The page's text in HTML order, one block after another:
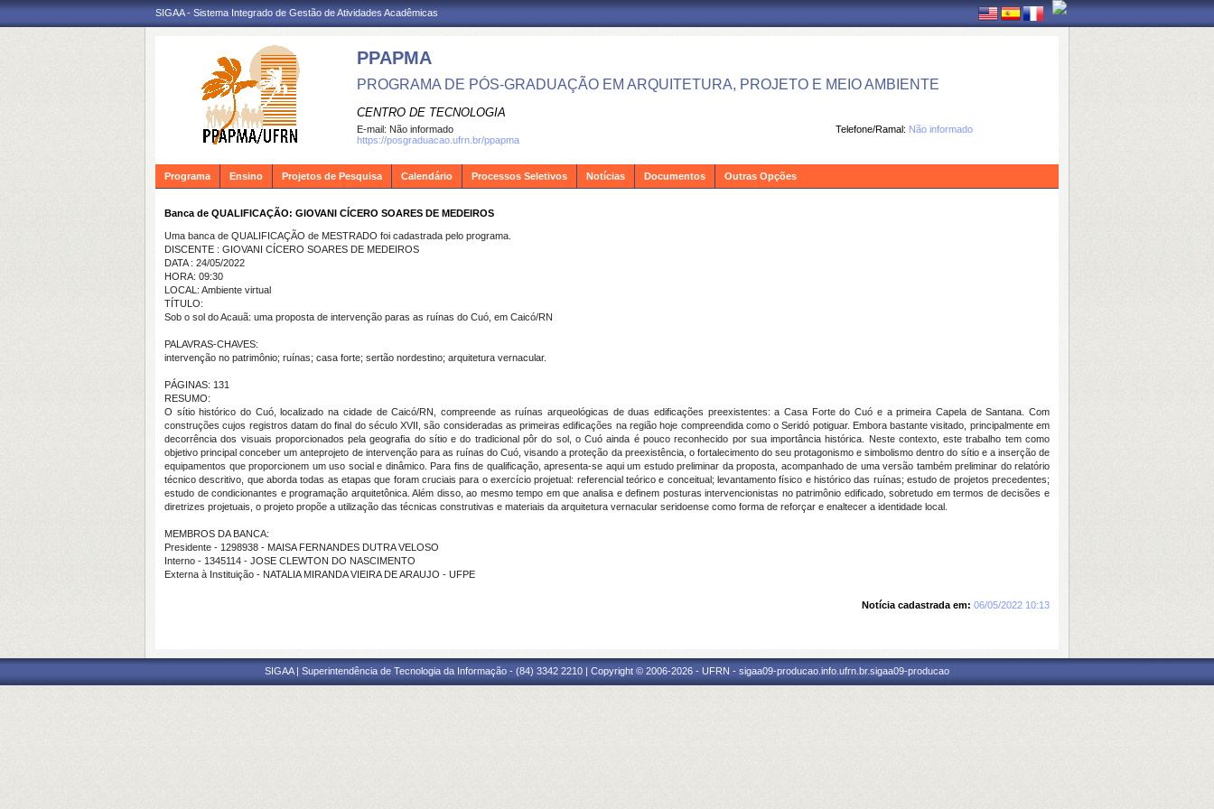
SIGAA - Sistema Integrado de Gestão de Atividades Acadêmicas
PPAPMA
PROGRAMA DE PÓS-GRADUAÇÃO EM ARQUITETURA, PROJETO E MEIO AMBIENTE
CENTRO DE TECNOLOGIA
Telefone/Ramal: Não informado
E-mail: Não informado
https://posgraduacao.ufrn.br/ppapma
Programa Ensino Projetos de Pesquisa Calendário Processos Seletivos Notícias Documentos Outras Opções
Banca de QUALIFICAÇÃO: GIOVANI CÍCERO SOARES DE MEDEIROS
Uma banca de QUALIFICAÇÃO de MESTRADO foi cadastrada pelo programa.
DISCENTE : GIOVANI CÍCERO SOARES DE MEDEIROS
DATA : 24/05/2022
HORA: 09:30
LOCAL: Ambiente virtual
TÍTULO:
Sob o sol do Acauã: uma proposta de intervenção paras as ruínas do Cuó, em Caicó/RN
PALAVRAS-CHAVES:
intervenção no patrimônio; ruínas; casa forte; sertão nordestino; arquitetura vernacular.
PÁGINAS: 131
RESUMO:
O sítio histórico do Cuó, localizado na cidade de Caicó/RN, compreende as ruínas arqueológicas de duas edificações preexistentes: a Casa Forte do Cuó e a primeira Capela de Santana. Com
construções cujos registros datam do final do século XVII, são consideradas as primeiras edificações na região hoje compreendida como o Seridó potiguar. Embora bastante visitado, principalmente em
decorrência dos visuais proporcionados pela geografia do sítio e do tradicional pôr do sol, o Cuó ainda é pouco reconhecido por sua importância histórica. Neste contexto, este trabalho tem como
objetivo principal conceber um anteprojeto de intervenção para as ruínas do Cuó, visando a proteção da preexistência, o fortalecimento do seu protagonismo e simbolismo dentro do sítio e a inserção de
equipamentos que proporcionem um uso social e dinâmico. Para fins de qualificação, apresenta-se aqui um estudo preliminar da proposta, acompanhado de uma versão também preliminar do relatório
técnico descritivo, que aborda todas as etapas que foram cruciais para o exercício projetual: referencial teórico e conceitual; levantamento físico e histórico das ruínas; estudo de projetos precedentes;
estudo de condicionantes e programação arquitetônica. Além disso, ao mesmo tempo em que analisa e definem posturas intervencionistas no patrimônio edificado, sobretudo em termos de decisões e
diretrizes projetuais, o projeto propõe a utilização das técnicas construtivas e materiais da arquitetura vernacular seridoense como forma de reforçar e enaltecer a identidade local.
MEMBROS DA BANCA:
Presidente - 1298938 - MAISA FERNANDES DUTRA VELOSO
Interno - 1345114 - JOSE CLEWTON DO NASCIMENTO
Externa à Instituição - NATALIA MIRANDA VIEIRA DE ARAUJO - UFPE
Notícia cadastrada em: 06/05/2022 10:13
SIGAA | Superintendência de Tecnologia da Informação - (84) 3342 2210 | Copyright © 2006-2026 - UFRN - sigaa09-producao.info.ufrn.br.sigaa09-producao